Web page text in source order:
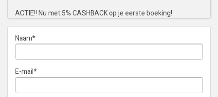
ACTIE!! Nu met 5% CASHBACK op je eerste boeking!
Naam*
E-mail*